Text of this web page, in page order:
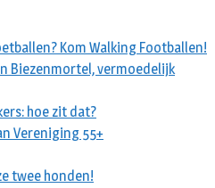
Kom Walking Footballen!
Biezenmortel, vermoedelijk
hoe zit dat?
Vereniging 55+
twee honden!